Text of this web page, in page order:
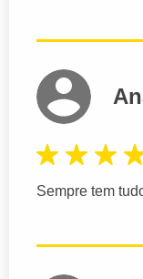
Sempre tem